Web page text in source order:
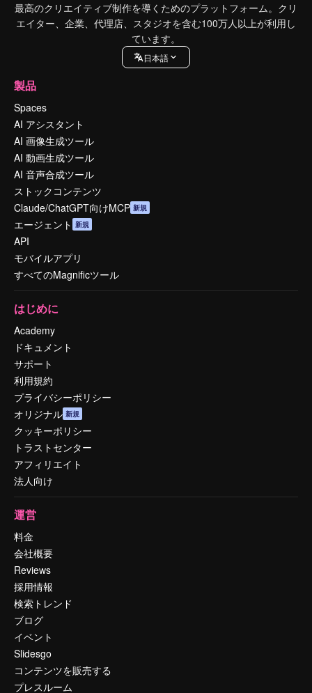
最高のクリエイティブ制作を導くためのプラットフォーム。クリ
エイター、企業、代理店、スタジオを含む100万人以上が利用し
ています。
日本語
製品
Spaces
AI アシスタント
AI 画像生成ツール
AI 動画生成ツール
AI 音声合成ツール
ストックコンテンツ
Claude/ChatGPT向けMCP 新規
エージェント 新規
API
モバイルアプリ
すべてのMagnificツール
はじめに
Academy
ドキュメント
サポート
利用規約
プライバシーポリシー
オリジナル 新規
クッキーポリシー
トラストセンター
アフィリエイト
法人向け
運営
料金
会社概要
Reviews
採用情報
検索トレンド
ブログ
イベント
Slidesgo
コンテンツを販売する
プレスルーム